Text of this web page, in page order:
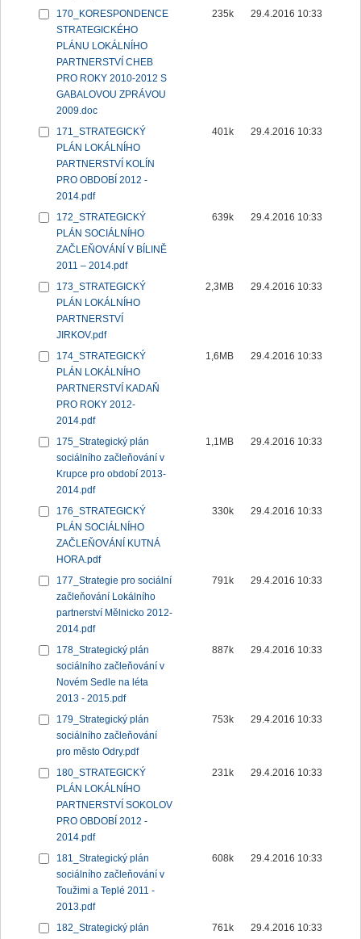
170_KORESPONDENCE
STRATEGICKÉHO
PLÁNU LOKÁLNÍHO
PARTNERSTVÍ CHEB
PRO ROKY 2010-2012 S
GABALOVOU ZPRÁVOU
2009.doc
235k 29.4.2016 10:33
171_STRATEGICKÝ
PLÁN LOKÁLNÍHO
PARTNERSTVÍ KOLÍN
PRO OBDOBÍ 2012 -
2014.pdf
401k 29.4.2016 10:33
172_STRATEGICKÝ
PLÁN SOCIÁLNÍHO
ZAČLEŇOVÁNÍ V BÍLINĚ
2011 – 2014.pdf
639k 29.4.2016 10:33
173_STRATEGICKÝ
PLÁN LOKÁLNÍHO
PARTNERSTVÍ
JIRKOV.pdf
2,3MB 29.4.2016 10:33
174_STRATEGICKÝ
PLÁN LOKÁLNÍHO
PARTNERSTVÍ KADAŇ
PRO ROKY 2012-
2014.pdf
1,6MB 29.4.2016 10:33
175_Strategický plán
sociálního začleňování v
Krupce pro období 2013-
2014.pdf
1,1MB 29.4.2016 10:33
176_STRATEGICKÝ
PLÁN SOCIÁLNÍHO
ZAČLEŇOVÁNÍ KUTNÁ
HORA.pdf
330k 29.4.2016 10:33
177_Strategie pro sociální
začleňování Lokálního
partnerství Mělnicko 2012-
2014.pdf
791k 29.4.2016 10:33
178_Strategický plán
sociálního začleňování v
Novém Sedle na léta
2013 - 2015.pdf
887k 29.4.2016 10:33
179_Strategický plán
sociálního začleňování
pro město Odry.pdf
753k 29.4.2016 10:33
180_STRATEGICKÝ
PLÁN LOKÁLNÍHO
PARTNERSTVÍ SOKOLOV
PRO OBDOBÍ 2012 -
2014.pdf
231k 29.4.2016 10:33
181_Strategický plán
sociálního začleňování v
Toužimi a Teplé 2011 -
2013.pdf
608k 29.4.2016 10:33
182_Strategický plán
761k 29.4.2016 10:33